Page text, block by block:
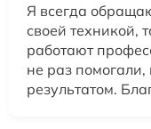
Я всегда
своей техникой,
работают
не раз помогали,
результатом.